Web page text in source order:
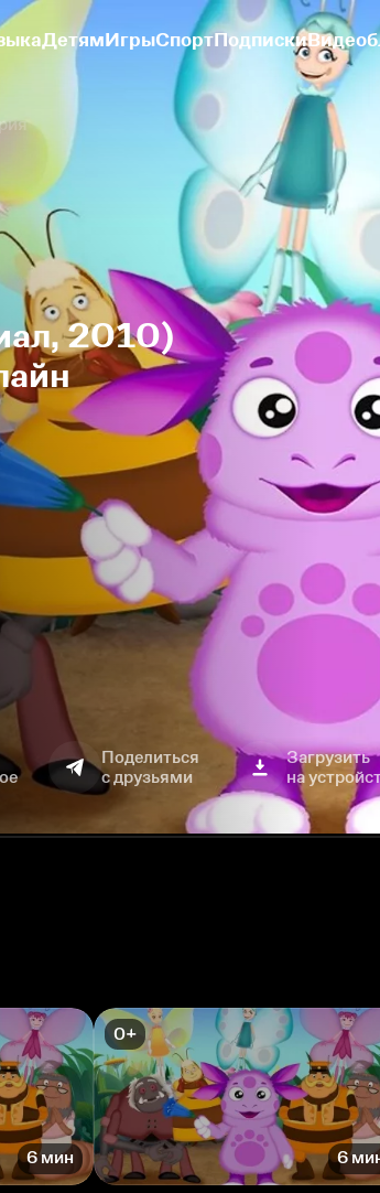
ДетямИгрыСпортПодписки
2010)
Поделиться
с друзьями
Загрузить
на
6 мин
0+
6